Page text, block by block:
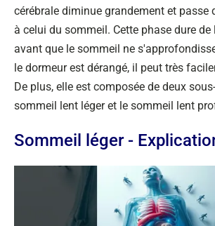
cérébrale diminue grandement et passe
à celui du sommeil. Cette phase dure
avant que le sommeil ne
le dormeur est dérangé, il peut très
De plus, elle est composée de deux
sommeil lent léger et le sommeil lent
Sommeil léger -